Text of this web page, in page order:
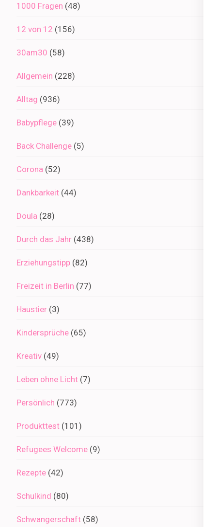
1000 Fragen (48)
12 von 12 (156)
30am30 (58)
Allgemein (228)
Alltag (936)
Babypflege (39)
Back Challenge (5)
Corona (52)
Dankbarkeit (44)
Doula (28)
Durch das Jahr (438)
Erziehungstipp (82)
Freizeit in Berlin (77)
Haustier (3)
Kindersprüche (65)
Kreativ (49)
Leben ohne Licht (7)
Persönlich (773)
Produkttest (101)
Refugees Welcome (9)
Rezepte (42)
Schulkind (80)
Schwangerschaft (58)